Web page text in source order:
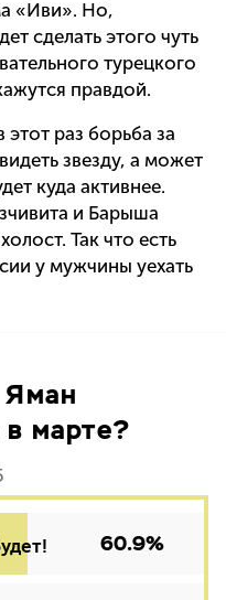
«Иви». Но,
сделать этого чуть
турецкого
правдой.
раз борьба за
звезду, а может
куда активнее.
и Барыша
Так что есть
у мужчины уехать
марте?
60.9%